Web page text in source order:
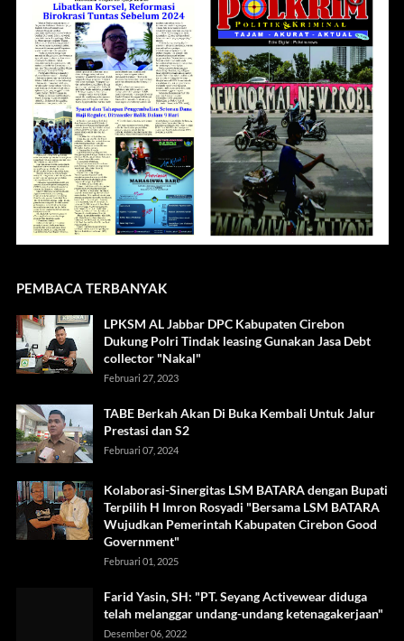
PEMBACA TERBANYAK
LPKSM AL Jabbar DPC Kabupaten Cirebon
Dukung Polri Tindak leasing Gunakan Jasa Debt
collector "Nakal"
Februari 27, 2023
TABE Berkah Akan Di Buka Kembali Untuk Jalur
Prestasi dan S2
Februari 07, 2024
Kolaborasi-Sinergitas LSM BATARA dengan Bupati
Terpilih H Imron Rosyadi "Bersama LSM BATARA
Wujudkan Pemerintah Kabupaten Cirebon Good
Government"
Februari 01, 2025
Farid Yasin, SH: "PT. Seyang Activewear diduga
telah melanggar undang-undang ketenagakerjaan"
Desember 06, 2022